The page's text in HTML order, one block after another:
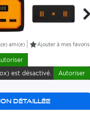
ami(e) Ajouter à mes favoris
est désactivé.
Autoriser
détaillée